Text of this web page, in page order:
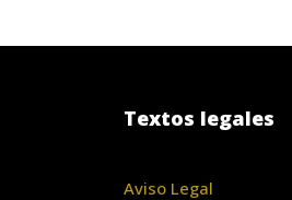
Textos legales
Aviso Legal